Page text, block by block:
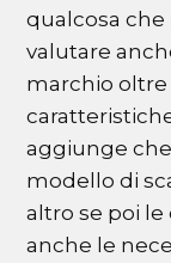
qualcosa
valutare
marchio oltre
aggiunge
modello di
altro se poi le
anche le